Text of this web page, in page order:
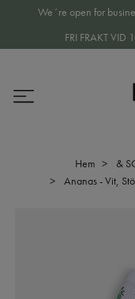
We´re open for
FRI FRAKT VID
Hem &
Ananas - Vit,